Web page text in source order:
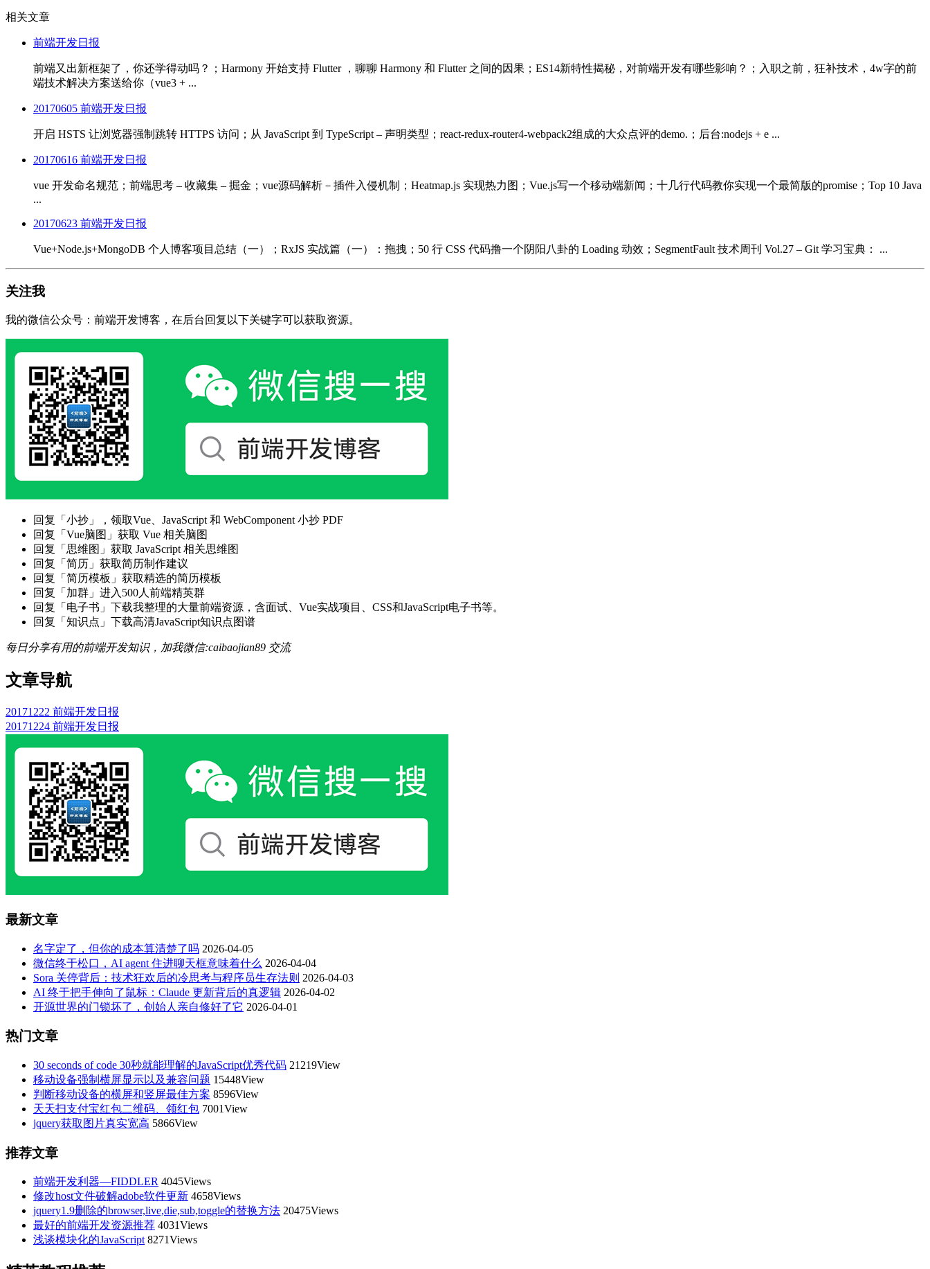
相关文章
前端开发日报
前端又出新框架了，你还学得动吗？；Harmony 开始支持 Flutter ，聊聊 Harmony 和 Flutter 之间的因果；ES14新特性揭秘，对前端开发有哪些影响？；入职之前，狂补技术，4w字的前
端技术解决方案送给你（vue3 + ...
20170605 前端开发日报
开启 HSTS 让浏览器强制跳转 HTTPS 访问；从 JavaScript 到 TypeScript – 声明类型；react-redux-router4-webpack2组成的大众点评的demo.；后台:nodejs + e ...
20170616 前端开发日报
vue 开发命名规范；前端思考 – 收藏集 – 掘金；vue源码解析－插件入侵机制；Heatmap.js 实现热力图；Vue.js写一个移动端新闻；十几行代码教你实现一个最简版的promise；Top 10 Java
...
20170623 前端开发日报
Vue+Node.js+MongoDB 个人博客项目总结（一）；RxJS 实战篇（一）：拖拽；50 行 CSS 代码撸一个阴阳八卦的 Loading 动效；SegmentFault 技术周刊 Vol.27 – Git 学习宝典： ...
关注我
我的微信公众号：前端开发博客，在后台回复以下关键字可以获取资源。
回复「小抄」，领取Vue、JavaScript 和 WebComponent 小抄 PDF
回复「Vue脑图」获取 Vue 相关脑图
回复「思维图」获取 JavaScript 相关思维图
回复「简历」获取简历制作建议
回复「简历模板」获取精选的简历模板
回复「加群」进入500人前端精英群
回复「电子书」下载我整理的大量前端资源，含面试、Vue实战项目、CSS和JavaScript电子书等。
回复「知识点」下载高清JavaScript知识点图谱
每日分享有用的前端开发知识，加我微信:caibaojian89 交流
文章导航
20171222 前端开发日报
20171224 前端开发日报
最新文章
名字定了，但你的成本算清楚了吗 2026-04-05
微信终于松口，AI agent 住进聊天框意味着什么 2026-04-04
Sora 关停背后：技术狂欢后的冷思考与程序员生存法则 2026-04-03
AI 终于把手伸向了鼠标：Claude 更新背后的真逻辑 2026-04-02
开源世界的门锁坏了，创始人亲自修好了它 2026-04-01
热门文章
30 seconds of code 30秒就能理解的JavaScript优秀代码 21219View
移动设备强制横屏显示以及兼容问题 15448View
判断移动设备的横屏和竖屏最佳方案 8596View
天天扫支付宝红包二维码、领红包 7001View
jquery获取图片真实宽高 5866View
推荐文章
前端开发利器—FIDDLER 4045Views
修改host文件破解adobe软件更新 4658Views
jquery1.9删除的browser,live,die,sub,toggle的替换方法 20475Views
最好的前端开发资源推荐 4031Views
浅谈模块化的JavaScript 8271Views